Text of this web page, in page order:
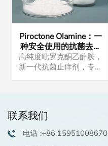
Piroctone Olamine：一
种安全使用的抗菌去屑
剂
高纯度吡罗克酮乙醇胺，
新一代抗菌止痒剂，专注
联系我们
电话 :+86 15951008670